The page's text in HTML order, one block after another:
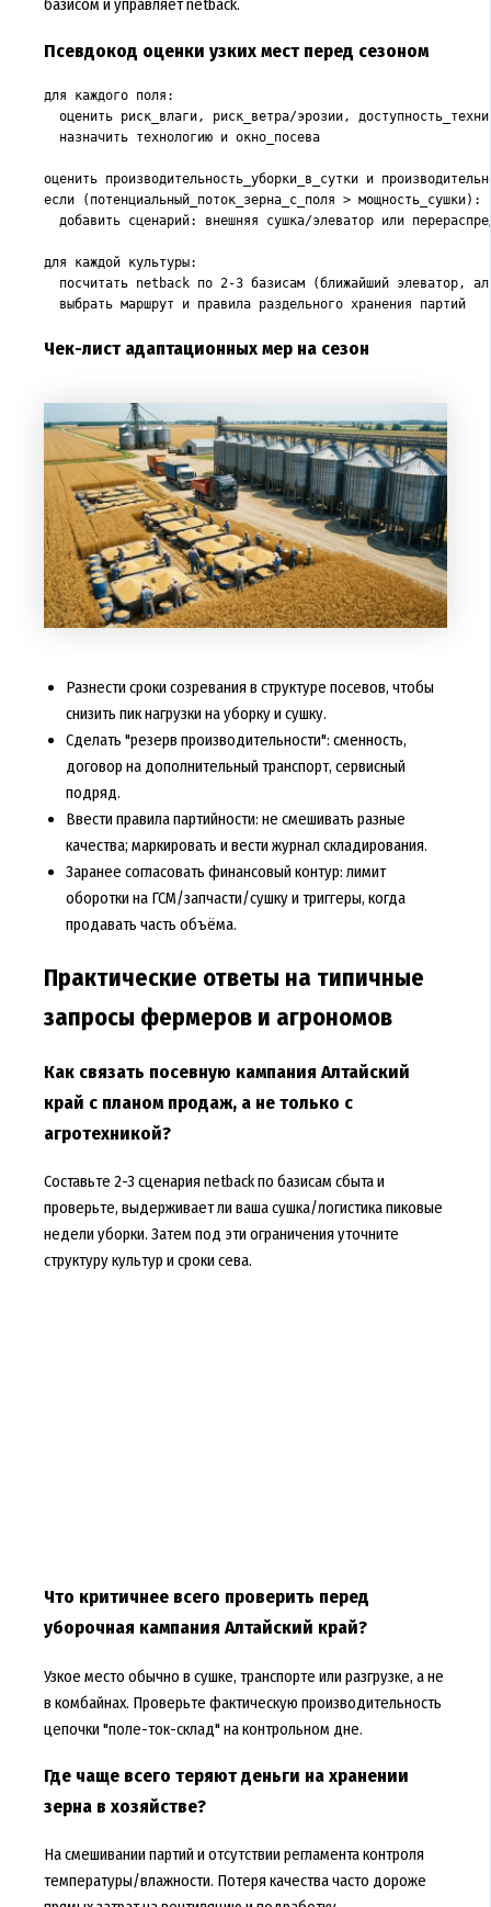
базисом и управляет netback.
Псевдокод оценки узких мест перед сезоном
для каждого поля:
оценить риск_влаги, риск_ветра/эрозии,
  назначить технологию и окно_посева
оценить производительность_уборки_в_сутки и
если (потенциальный_поток_зерна_с_поля > мощность_сушки):
добавить сценарий: внешняя сушка/элеватор или
для каждой культуры:
посчитать netback по 2-3 базисам (ближайший элеватор,
  выбрать маршрут и правила раздельного хранения партий
Чек-лист адаптационных мер на сезон
Разнести сроки созревания в структуре посевов, чтобы
снизить пик нагрузки на уборку и сушку.
Сделать "резерв производительности": сменность,
договор на дополнительный транспорт, сервисный
подряд.
Ввести правила партийности: не смешивать разные
качества; маркировать и вести журнал складирования.
Заранее согласовать финансовый контур: лимит
оборотки на ГСМ/запчасти/сушку и триггеры, когда
продавать часть объёма.
Практические ответы на типичные
запросы фермеров и агрономов
Как связать посевную кампания Алтайский
край с планом продаж, а не только с
агротехникой?
Составьте 2-3 сценария netback по базисам сбыта и
проверьте, выдерживает ли ваша сушка/логистика пиковые
недели уборки. Затем под эти ограничения уточните
структуру культур и сроки сева.
Что критичнее всего проверить перед
уборочная кампания Алтайский край?
Узкое место обычно в сушке, транспорте или разгрузке, а не
в комбайнах. Проверьте фактическую производительность
цепочки "поле-ток-склад" на контрольном дне.
Где чаще всего теряют деньги на хранении
зерна в хозяйстве?
На смешивании партий и отсутствии регламента контроля
температуры/влажности. Потеря качества часто дороже